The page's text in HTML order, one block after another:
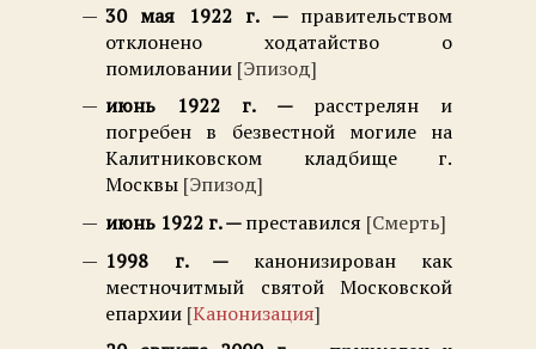
30 мая 1922 г.
правительством
отклонено ходатайство о
помиловании Эпизод
июнь 1922 г.
расстрелян и
погребен в безвестной могиле на
Калитниковском кладбище г.
Москвы Эпизод
июнь 1922 г.
преставился Смерть
1998 г.
канонизирован как
местночитмый святой Московской
епархии Канонизация